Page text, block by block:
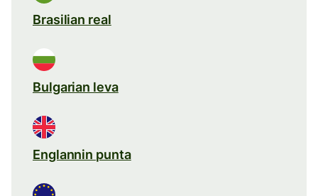
Brasilian real
Bulgarian leva
Englannin punta